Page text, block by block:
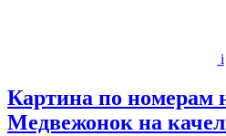
i
Картина по номерам
Медвежонок на